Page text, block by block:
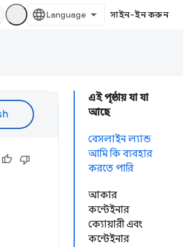
সাইন-ইন করুন
এই পৃষ্ঠায় যা যা
আছে
বেসলাইন ল্যান্ড
আমি কি ব্যবহার
করতে পারি
আকার
কন্টেইনার
ক্যোয়ারী এবং
কন্টেইনার